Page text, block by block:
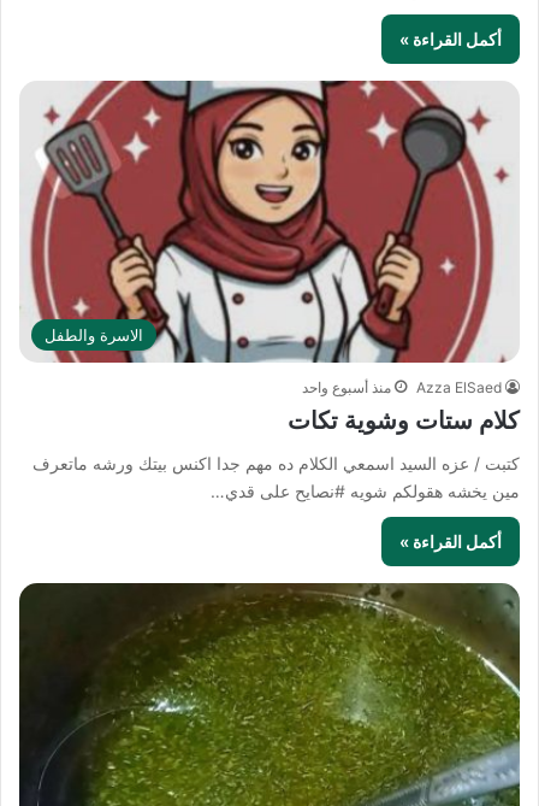
أكمل القراءة »
الاسرة والطفل
Azza ElSaed منذ أسبوع واحد
كلام ستات وشوية تكات
كتبت / عزه السيد اسمعي الكلام ده مهم جدا اكنس بيتك ورشه ماتعرف
مين يخشه هقولكم شويه #نصايح على قدي…
أكمل القراءة »